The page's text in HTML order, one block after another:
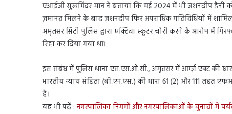
एआईजी सुखमिंदर मान ने बताया कि मई 2024 में भी जशनदीप डैनी
ज़मानत मिलने के बाद जशनदीप फिर अपराधिक गतिविधियों में
अमृतसर सिटी पुलिस द्वारा एक्टिवा स्कूटर चोरी करने के आरोप में
रिहा कर दिया गया था।
इस संबंध में पुलिस थाना एस.एस.ओ.सी., अमृतसर में आर्म्ज़ एक्ट की
भारतीय न्याय संहिता (बी.एन.एस.) की धारा 61 (2) और 111 तहत
है।
यह भी पढ़ें : नगरपालिका निगमों और नगरपालिकाओं के चुनावों में